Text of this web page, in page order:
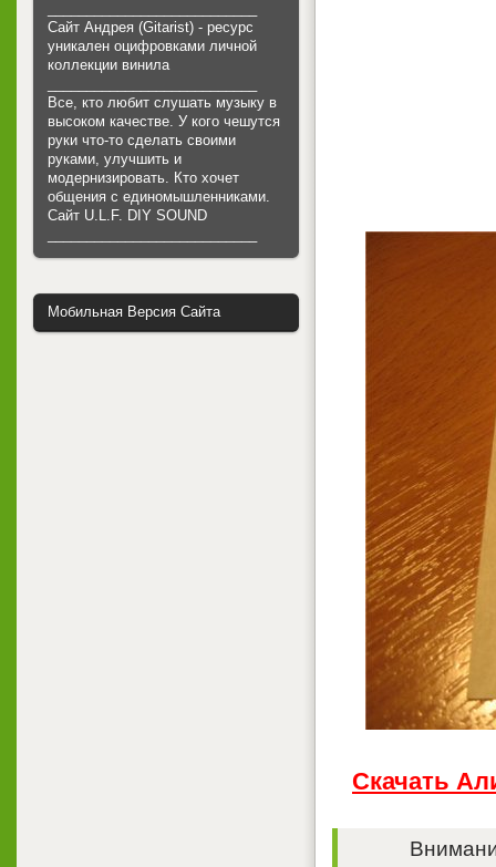
Скачать
Сайт Андрея (Gitarist) - ресурс
уникален оцифровками личной
коллекции винила
Все, кто любит слушать музыку в
высоком качестве. У кого чешутся
руки что-то сделать своими
руками, улучшить и
модернизировать. Кто хочет
общения с единомышленниками.
Cайт U.L.F. DIY SOUND
Мобильная Версия Сайта